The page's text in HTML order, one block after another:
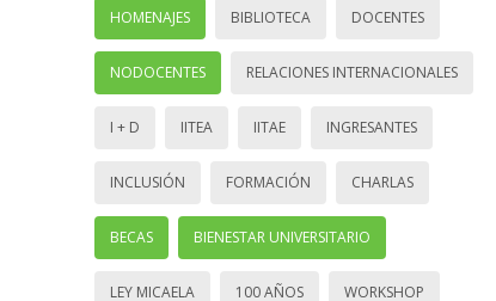
HOMENAJES BIBLIOTECA DOCENTES
NODOCENTES RELACIONES INTERNACIONALES
I + D IITEA IITAE INGRESANTES
INCLUSIÓN FORMACIÓN CHARLAS
BECAS BIENESTAR UNIVERSITARIO
LEY MICAELA 100 AÑOS WORKSHOP